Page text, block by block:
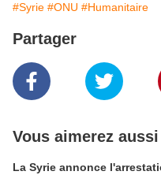
#Syrie #ONU #Humanitaire
Partager
Vous aimerez aussi
La Syrie annonce